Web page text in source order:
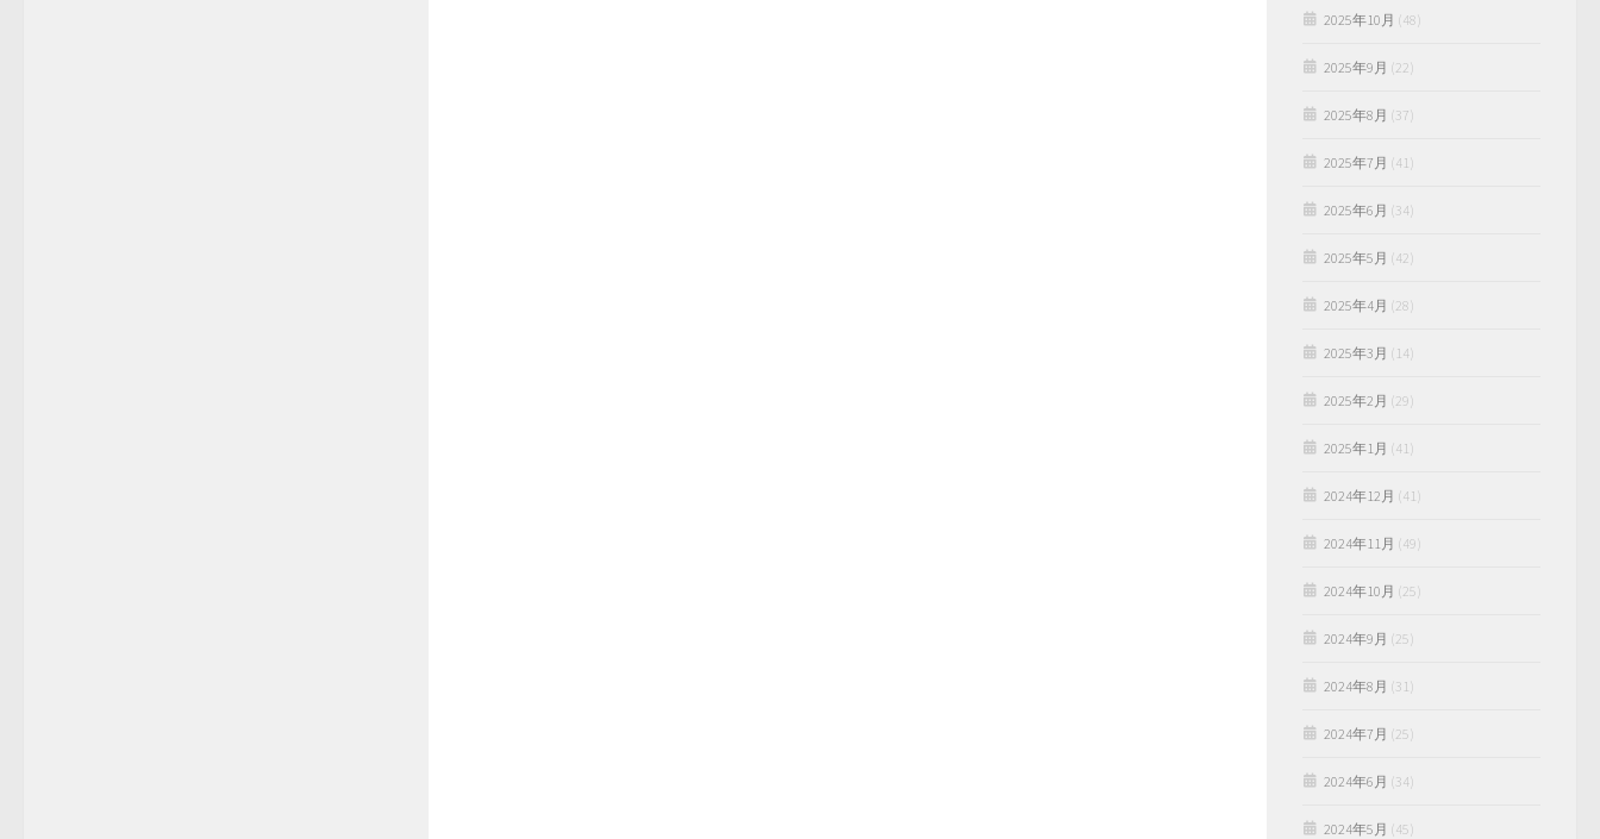
2025年10月 (48)
2025年9月 (22)
2025年8月 (37)
2025年7月 (41)
2025年6月 (34)
2025年5月 (42)
2025年4月 (28)
2025年3月 (14)
2025年2月 (29)
2025年1月 (41)
2024年12月 (41)
2024年11月 (49)
2024年10月 (25)
2024年9月 (25)
2024年8月 (31)
2024年7月 (25)
2024年6月 (34)
2024年5月 (45)